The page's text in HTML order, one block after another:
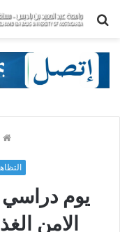
بحث
يوم
الامن